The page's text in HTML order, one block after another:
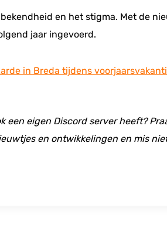
en het stigma. Met de
jaar ingevoerd.
in Breda tijdens
een eigen Discord server heeft?
en ontwikkelingen en mis